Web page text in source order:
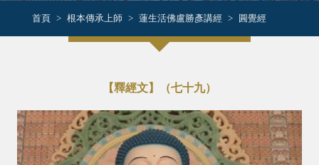
首頁 根本傳承上師 蓮生活佛盧勝彥講經 圓覺經
【釋經文】（七十九）